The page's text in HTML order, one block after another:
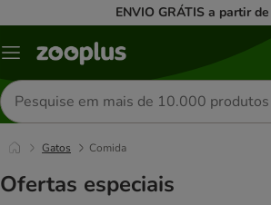
ENVIO GRÁTIS a partir
Menu
Pesquisar
produtos
Gatos Comida
Ofertas especiais